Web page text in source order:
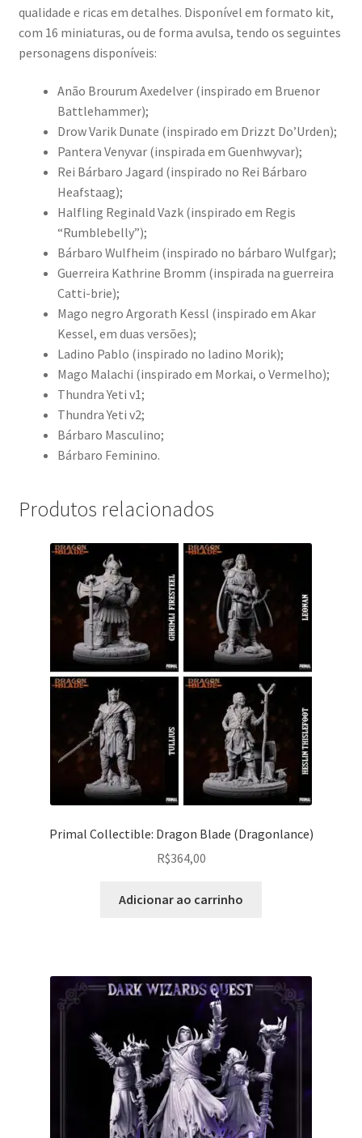
qualidade e ricas em detalhes. Disponível em formato kit,
com 16 miniaturas, ou de forma avulsa, tendo os seguintes
personagens disponíveis:
Anão Brourum Axedelver (inspirado em Bruenor
Battlehammer);
Drow Varik Dunate (inspirado em Drizzt Do’Urden);
Pantera Venyvar (inspirada em Guenhwyvar);
Rei Bárbaro Jagard (inspirado no Rei Bárbaro
Heafstaag);
Halfling Reginald Vazk (inspirado em Regis
“Rumblebelly”);
Bárbaro Wulfheim (inspirado no bárbaro Wulfgar);
Guerreira Kathrine Bromm (inspirada na guerreira
Catti-brie);
Mago negro Argorath Kessl (inspirado em Akar
Kessel, em duas versões);
Ladino Pablo (inspirado no ladino Morik);
Mago Malachi (inspirado em Morkai, o Vermelho);
Thundra Yeti v1;
Thundra Yeti v2;
Bárbaro Masculino;
Bárbaro Feminino.
Produtos relacionados
Primal Collectible: Dragon Blade (Dragonlance)
R$364,00
Adicionar ao carrinho